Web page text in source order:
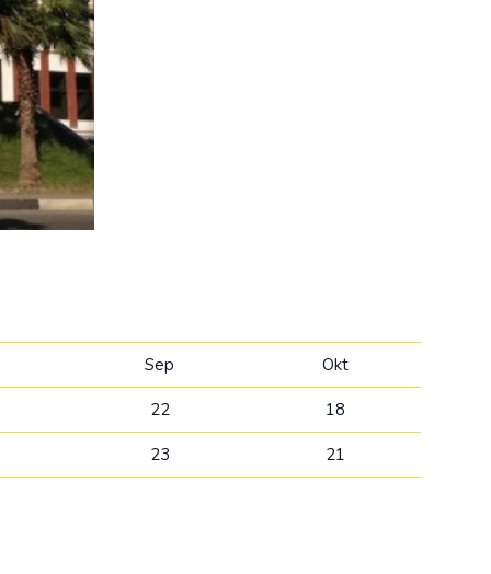
Sep Okt
22 18
23 21